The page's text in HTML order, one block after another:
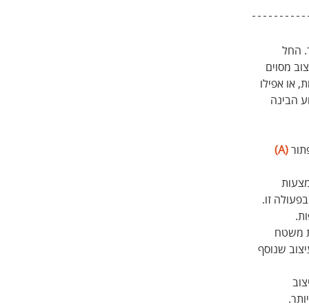
החל
מסוים
או אפילו
הבינה
(A)
זו.
משטח
שנוסף